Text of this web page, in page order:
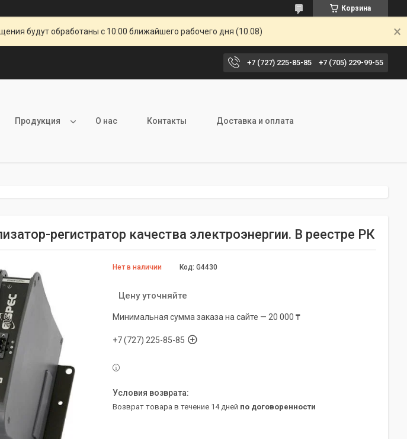
Корзина
будут обработаны с 10:00 ближайшего рабочего дня (10.08)
+7 (727) 225-85-85 +7 (705) 229-99-55
Продукция О нас Контакты Доставка и оплата
регистратор качества электроэнергии. В реестре РК
Нет в наличии Код: G4430
Цену уточняйте
Минимальная сумма заказа на сайте — 20 000 ₸
+7 (727) 225-85-85
возврат товара в течение 14 дней по договоренности